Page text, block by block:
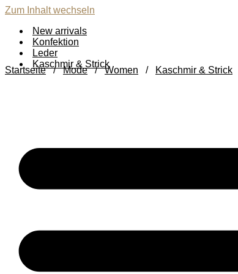
Zum Inhalt wechseln
New arrivals
Konfektion
Leder
Kaschmir & Strick
Startseite / Mode / Women / Kaschmir & Strick